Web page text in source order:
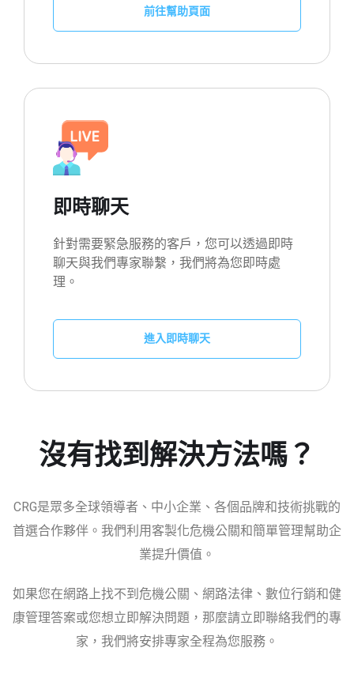
前往幫助頁面
即時聊天
針對需要緊急服務的客戶，您可以透過即時
聊天與我們專家聯繫，我們將為您即時處
理。
進入即時聊天
沒有找到解決方法嗎？
CRG是眾多全球領導者、中小企業、各個品牌和技術挑戰的
首選合作夥伴。我們利用客製化危機公關和簡單管理幫助企
業提升價值。
如果您在網路上找不到危機公關、網路法律、數位行銷和健
康管理答案或您想立即解決問題，那麼請立即聯絡我們的專
家，我們將安排專家全程為您服務。